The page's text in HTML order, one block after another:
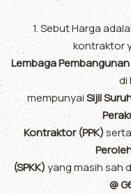
1. Sebut Harga
kontraktor
Lembaga
di
mempunyaiSijil
Kontraktor (PPK)
(SPKK)yang masih sah
@